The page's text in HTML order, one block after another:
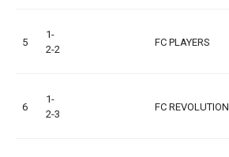
5
1-
2-2
FC PLAYERS
6
1-
2-3
FC REVOLUTION